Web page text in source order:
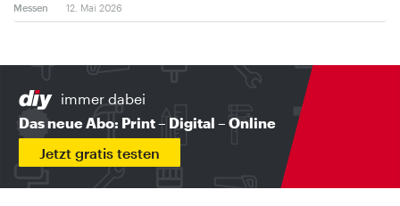
Messen 12. Mai 2026
immer dabei
Das neue Abo: Print – Digital – Online
Jetzt gratis testen